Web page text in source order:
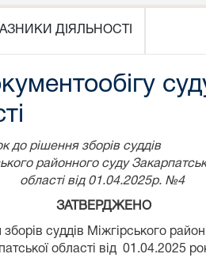
ДІЯЛЬНОСТІ
до рішення зборів
районного суду
області від 01.04.2025р. №4
ЗАТВЕРДЖЕНО
суддів Міжгірського
області від 01.04.2025